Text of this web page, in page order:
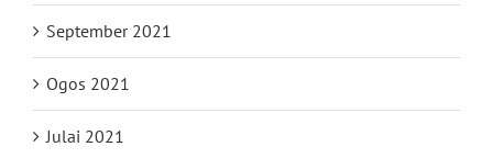
September 2021
Ogos 2021
Julai 2021